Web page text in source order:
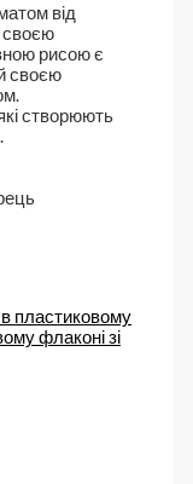
від
своєю
рисою є
своєю
створюють
пластиковому
флаконі зі